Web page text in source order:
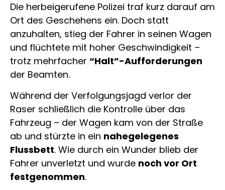
Die herbeigerufene Polizei traf kurz darauf am
Ort des Geschehens ein. Doch statt
anzuhalten, stieg der Fahrer in seinen Wagen
und flüchtete mit hoher Geschwindigkeit –
trotz mehrfacher “Halt”-Aufforderungen
der Beamten.
Während der Verfolgungsjagd verlor der
Raser schließlich die Kontrolle über das
Fahrzeug – der Wagen kam von der Straße
ab und stürzte in ein nahegelegenes
Flussbett. Wie durch ein Wunder blieb der
Fahrer unverletzt und wurde noch vor Ort
festgenommen.